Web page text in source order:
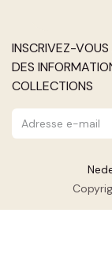
INSCRIVEZ-
DES
COLLECTIONS